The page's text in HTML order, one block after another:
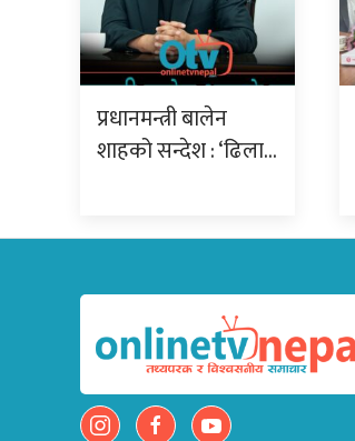
प्रधानमन्त्री बालेन
शाहको सन्देश : ‘ढिला…